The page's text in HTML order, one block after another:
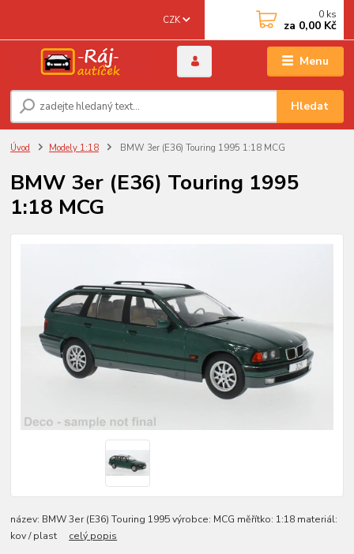
Menu
CZK
Hledat
0 ks
za 0,00 Kč
Úvod Modely 1:18 BMW 3er (E36) Touring 1995 1:18 MCG
BMW 3er (E36) Touring 1995
1:18 MCG
název: BMW 3er (E36) Touring 1995 výrobce: MCG měřítko: 1:18 materiál:
kov / plast celý popis